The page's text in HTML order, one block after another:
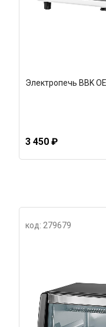
Электропечь BBK
3 450 ₽
код: 279679